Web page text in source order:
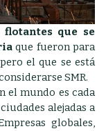
flotantes que se
que fueron para
el que se está
SMR.
el mundo es cada
alejadas a
globales,